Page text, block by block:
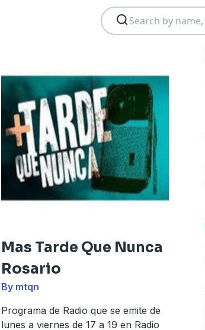
Mas Tarde Que Nunca
Rosario
By mtqn
Programa de Radio que se emite de
lunes a viernes de 17 a 19 en Radio